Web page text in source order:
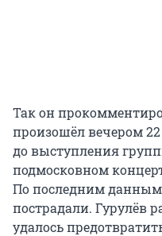
Так он
произошёл вечером
до выступления
подмосковном
По последним данным,
пострадали. Гурулёв
удалось